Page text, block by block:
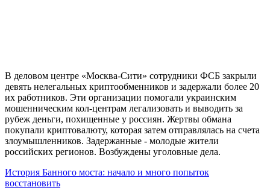
В деловом центре «Москва-Сити» сотрудники ФСБ закрыли
девять нелегальных криптообменников и задержали более 20
их работников. Эти организации помогали украинским
мошенническим кол-центрам легализовать и выводить за
рубеж деньги, похищенные у россиян. Жертвы обмана
покупали криптовалюту, которая затем отправлялась на счета
злоумышленников. Задержанные - молодые жители
российских регионов. Возбуждены уголовные дела.
История Банного моста: начало и много попыток
восстановить